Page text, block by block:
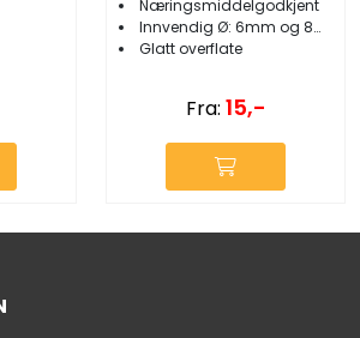
Næringsmiddelgodkjent
Innvendig Ø: 6mm og 8mm
Glatt overflate
Fra: 15,-